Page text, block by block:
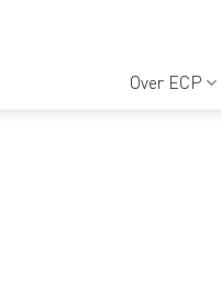
Over ECP